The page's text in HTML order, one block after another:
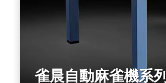
雀晨自動麻雀機系列